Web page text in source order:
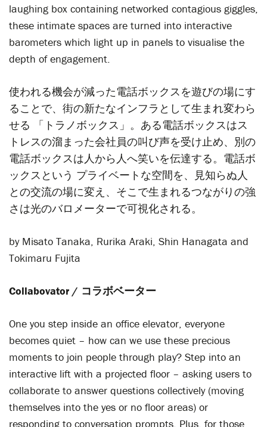
laughing box containing networked contagious giggles,
these intimate spaces are turned into interactive
barometers which light up in panels to visualise the
depth of engagement.
使われる機会が減った電話ボックスを遊びの場にす
ることで、街の新たなインフラとして生まれ変わら
せる 「トラノボックス」。ある電話ボックスはス
トレスの溜まった会社員の叫び声を受け止め、別の
電話ボックスは人から人へ笑いを伝達する。電話ボ
ックスという プライベートな空間を、見知らぬ人
との交流の場に変え、そこで生まれるつながりの強
さは光のバロメーターで可視化される。
by Misato Tanaka, Rurika Araki, Shin Hanagata and
Tokimaru Fujita
Collabovator / コラボベーター
One you step inside an office elevator, everyone
becomes quiet – how can we use these precious
moments to join people through play? Step into an
interactive lift with a projected floor – asking users to
collaborate to answer questions collectively (moving
themselves into the yes or no floor areas) or
responding to conversation prompts. Plus, for those